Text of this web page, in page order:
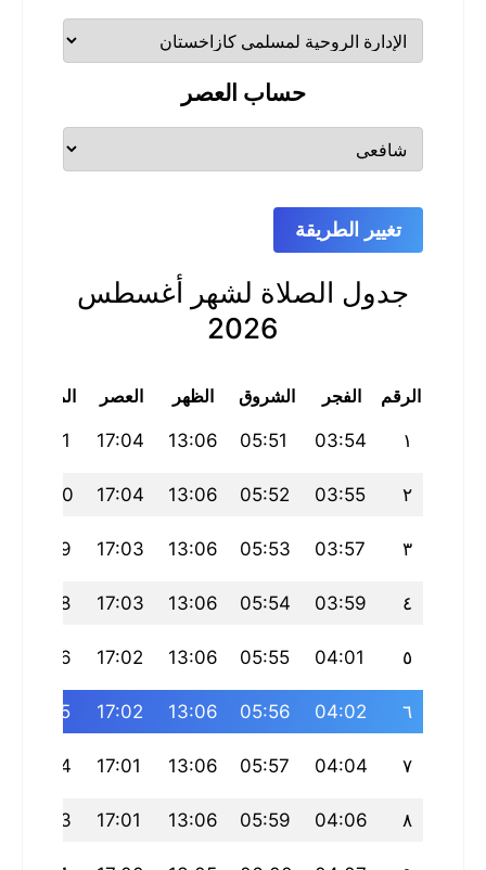
حساب العصر
تغيير الطريقة
جدول الصلاة لشهر أغسطس
2026
الرقم الفجر الشروق الظهر العصر المغرب
١ 03:54
05:51
13:06
17:04
20:21
٢ 03:55
05:52
13:06
17:04
20:20
٣ 03:57
05:53
13:06
17:03
20:19
٤ 03:59
05:54
13:06
17:03
20:18
٥ 04:01
05:55
13:06
17:02
20:16
٦ 04:02
05:56
13:06
17:02
20:15
٧ 04:04
05:57
13:06
17:01
20:14
٨ 04:06
05:59
13:06
17:01
20:13